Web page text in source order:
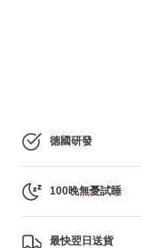
德國研發
100晚無憂試睡
最快翌日送貨